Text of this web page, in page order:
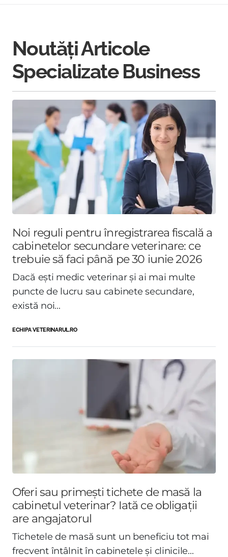
Noutăți Articole
Specializate Business
Noi reguli pentru înregistrarea fiscală a
cabinetelor secundare veterinare: ce
trebuie să faci până pe 30 iunie 2026
Dacă ești medic veterinar și ai mai multe
puncte de lucru sau cabinete secundare,
există noi...
ECHIPA VETERINARUL.RO
Oferi sau primești tichete de masă la
cabinetul veterinar? Iată ce obligații
are angajatorul
Tichetele de masă sunt un beneficiu tot mai
frecvent întâlnit în cabinetele și clinicile...